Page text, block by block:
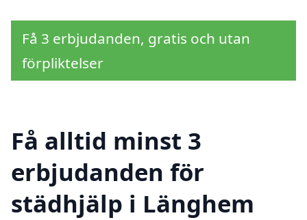
Få 3 erbjudanden, gratis och utan
förpliktelser
Få alltid minst 3
erbjudanden för
städhjälp i Länghem